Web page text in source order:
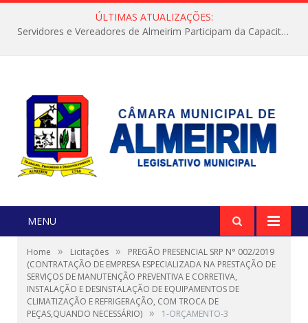
ÚLTIMAS ATUALIZAÇÕES:
Servidores e Vereadores de Almeirim Participam da Capacitação “Orientar é a Nossa Missão”
MENU
Home » Licitações »
PREGÃO PRESENCIAL SRP N° 002/2019
(CONTRATAÇÃO DE EMPRESA ESPECIALIZADA NA PRESTAÇÃO DE
SERVIÇOS DE MANUTENÇÃO PREVENTIVA E CORRETIVA,
INSTALAÇÃO E DESINSTALAÇÃO DE EQUIPAMENTOS DE
CLIMATIZAÇÃO E REFRIGERAÇÃO, COM TROCA DE
PEÇAS,QUANDO NECESSÁRIO) » 1-ORÇAMENTO-3